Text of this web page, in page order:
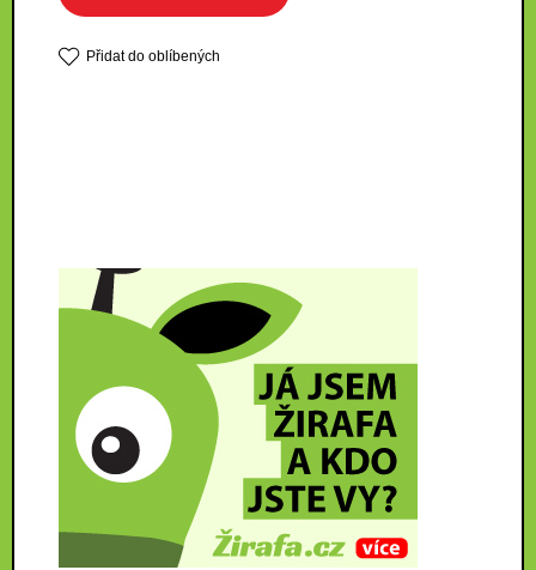
Přidat do oblíbených